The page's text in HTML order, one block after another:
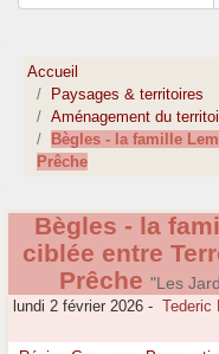
Accueil
Paysages & territoires
Aménagement du
Bègles - la famille
Prêche
Bègles - la
ciblée entre
Prêche "Les
lundi 2 février 2026 - Tederic